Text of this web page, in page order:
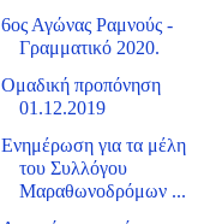
6oς Αγώνας Ραμνούς -
Γραμματικό 2020.
Ομαδική προπόνηση
01.12.2019
Ενημέρωση για τα μέλη
του Συλλόγου
Μαραθωνοδρόμων ...